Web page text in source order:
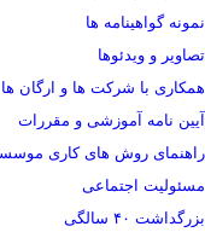
نمونه گواهینامه ها
تصاویر و ویدئوها
همکاری با شرکت ها و ارگان ها
آیین نامه آموزشی و مقررات
راهنمای روش های کاری
مسئولیت اجتماعی
بزرگداشت ۴۰ سالگی